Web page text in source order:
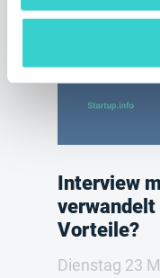
Interview
verwandelt
Vorteile?
Dienstag 23